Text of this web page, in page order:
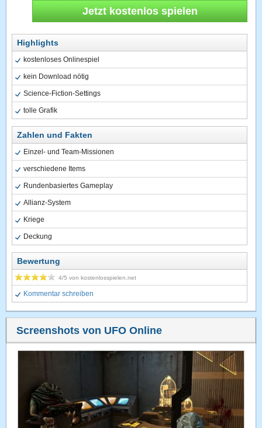
Jetzt kostenlos spielen
Highlights
kostenloses Onlinespiel
kein Download nötig
Science-Fiction-Settings
tolle Grafik
Zahlen und Fakten
Einzel- und Team-Missionen
verschiedene Items
Rundenbasiertes Gameplay
Allianz-System
Kriege
Deckung
Bewertung
4/5 vonkostenlosspielen.net
Kommentar schreiben
Screenshots von UFO Online